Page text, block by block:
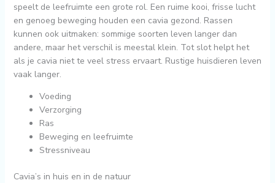
speelt de leefruimte een grote rol. Een ruime kooi, frisse lucht
en genoeg beweging houden een cavia gezond. Rassen
kunnen ook uitmaken: sommige soorten leven langer dan
andere, maar het verschil is meestal klein. Tot slot helpt het
als je cavia niet te veel stress ervaart. Rustige huisdieren leven
vaak langer.
Voeding
Verzorging
Ras
Beweging en leefruimte
Stressniveau
Cavia’s in huis en in de natuur